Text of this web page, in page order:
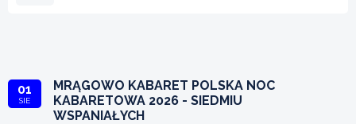
01
SIE
MRĄGOWO KABARET POLSKA NOC
KABARETOWA 2026 - SIEDMIU
WSPANIAŁYCH